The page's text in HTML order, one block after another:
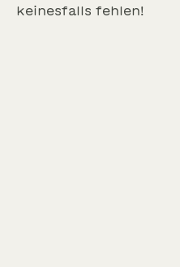
keinesfalls fehlen!